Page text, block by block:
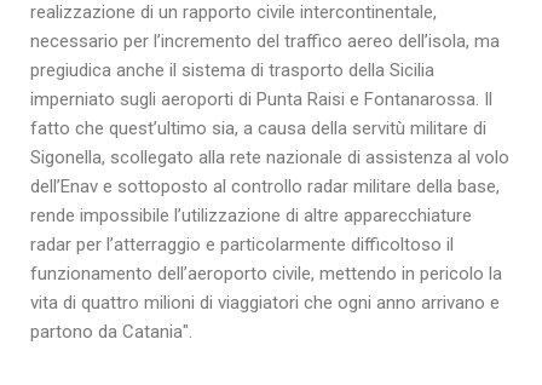
realizzazione di un rapporto civile intercontinentale,
necessario per l’incremento del traffico aereo dell’isola, ma
pregiudica anche il sistema di trasporto della Sicilia
imperniato sugli aeroporti di Punta Raisi e Fontanarossa. Il
fatto che quest’ultimo sia, a causa della servitù militare di
Sigonella, scollegato alla rete nazionale di assistenza al volo
dell’Enav e sottoposto al controllo radar militare della base,
rende impossibile l’utilizzazione di altre apparecchiature
radar per l’atterraggio e particolarmente difficoltoso il
funzionamento dell’aeroporto civile, mettendo in pericolo la
vita di quattro milioni di viaggiatori che ogni anno arrivano e
partono da Catania".